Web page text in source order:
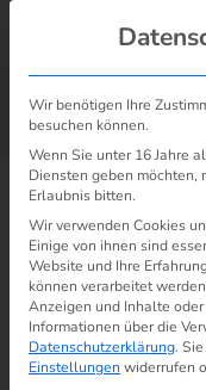
Wir benötigen Ihre
besuchen können.
Wenn Sie unter 16 Jahre
Diensten geben möchten,
Erlaubnis bitten.
Wir verwenden Cookies
Einige von ihnen sind
Website und Ihre
können verarbeitet
Anzeigen und Inhalte
Informationen über die
Datenschutzerklärung.
Einstellungen widerrufen